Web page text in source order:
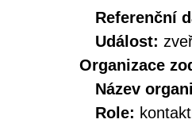
Referenční
Událost:
Organizace
Název
Role: